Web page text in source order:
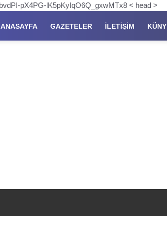
pX4PG-lK5pKyIqO6Q_gxwMTx8 < head >
ANASAYFA GAZETELER İLETIŞIM